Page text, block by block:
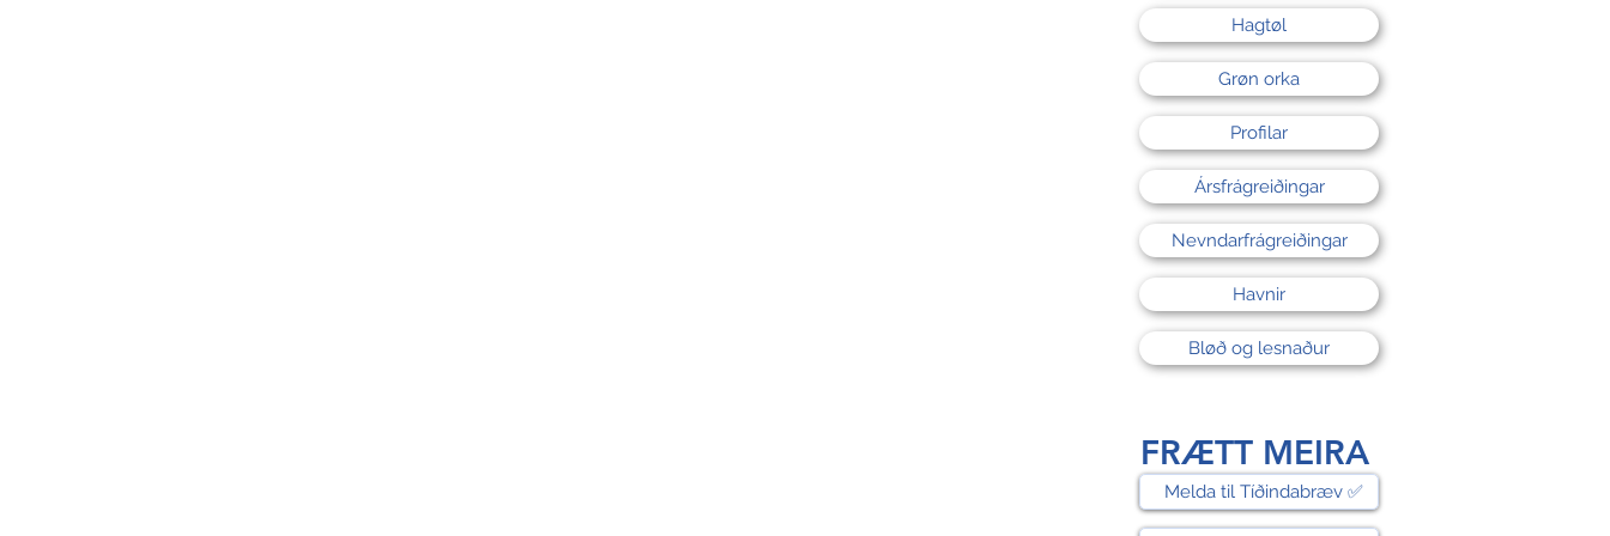
Hagtøl
Grøn orka
Profilar
Ársfrágreiðingar
Nevndarfrágreiðingar
Havnir
Bløð og lesnaður
FRÆTT MEIRA
Melda til Tíðindabræv ✅